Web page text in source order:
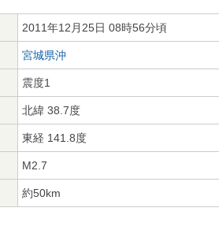
2011年12月25日 08時56分頃
宮城県沖
震度1
北緯 38.7度
東経 141.8度
M2.7
約50km